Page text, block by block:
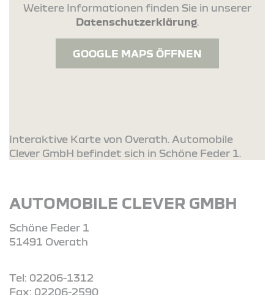
Weitere Informationen finden Sie in unserer
Datenschutzerklärung.
GOOGLE MAPS ÖFFNEN
Interaktive Karte von Overath. Automobile
Clever GmbH befindet sich in Schöne Feder 1.
AUTOMOBILE CLEVER GMBH
Schöne Feder 1
51491 Overath
Tel: 02206-1312
Fax: 02206-2590